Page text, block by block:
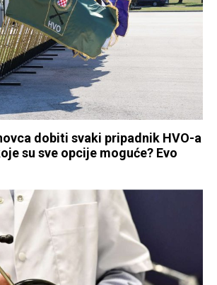
dobiti svaki pripadnik HVO-a
su sve opcije moguće? Evo